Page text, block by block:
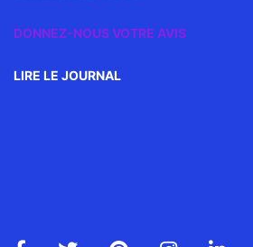
DONNEZ-NOUS VOTRE AVIS
LIRE LE JOURNAL